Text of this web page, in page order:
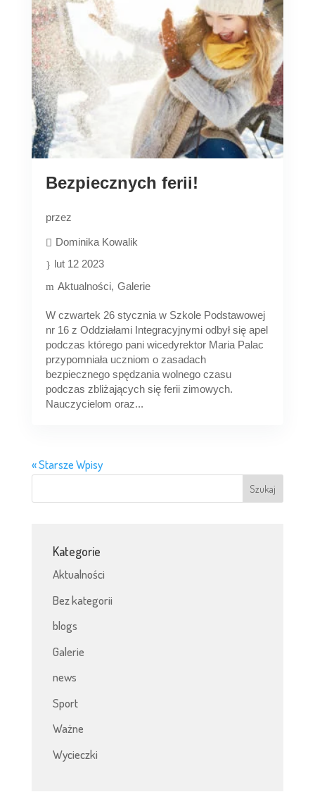
Bezpiecznych ferii!
przez
Dominika Kowalik
lut 12 2023
Aktualności Galerie
W czwartek 26 stycznia w Szkole Podstawowej
nr 16 z Oddziałami Integracyjnymi odbył się apel
podczas którego pani wicedyrektor Maria Palac
przypomniała uczniom o zasadach
bezpiecznego spędzania wolnego czasu
podczas zbliżających się ferii zimowych.
Nauczycielom oraz...
« Starsze Wpisy
Kategorie
Aktualności
Bez kategorii
blogs
Galerie
news
Sport
Ważne
Wycieczki